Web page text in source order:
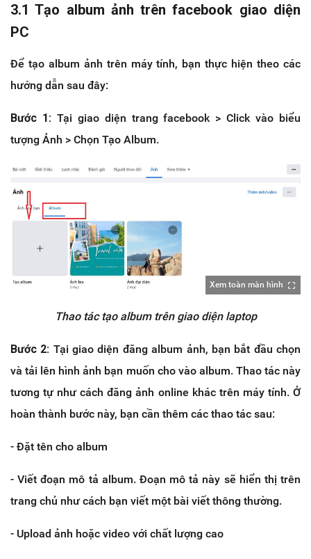
3.1 Tạo album ảnh trên facebook giao diện
PC
Để tạo album ảnh trên máy tính, bạn thực hiện theo các
hướng dẫn sau đây:
Bước 1: Tại giao diện trang facebook > Click vào biểu
tượng Ảnh > Chọn Tạo Album.
Xem toàn màn hình
Thao tác tạo album trên giao diện laptop
Bước 2: Tại giao diện đăng album ảnh, bạn bắt đầu chọn
và tải lên hình ảnh bạn muốn cho vào album. Thao tác này
tương tự như cách đăng ảnh online khác trên máy tính. Ở
hoàn thành bước này, bạn cần thêm các thao tác sau:
- Đặt tên cho album
- Viết đoạn mô tả album. Đoạn mô tả này sẽ hiển thị trên
trang chủ như cách bạn viết một bài viết thông thường.
- Upload ảnh hoặc video với chất lượng cao